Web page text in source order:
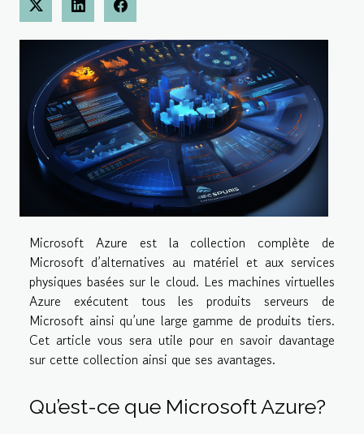
Microsoft Azure est la collection complète de
Microsoft d’alternatives au matériel et aux services
physiques basées sur le cloud. Les machines virtuelles
Azure exécutent tous les produits serveurs de
Microsoft ainsi qu’une large gamme de produits tiers.
Cet article vous sera utile pour en savoir davantage
sur cette collection ainsi que ses avantages.
Qu’est-ce que Microsoft Azure?